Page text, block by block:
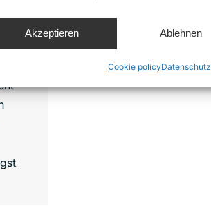
Akzeptieren Ablehnen
Cookie policyDatenschutz